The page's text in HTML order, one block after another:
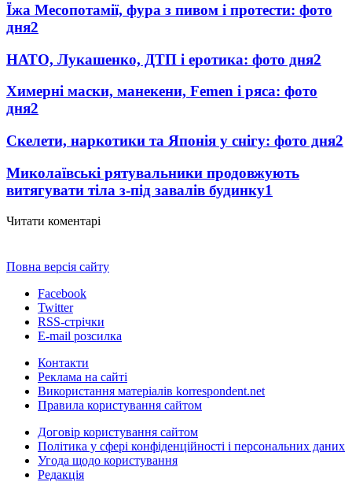
Їжа Месопотамії, фура з пивом і протести: фото
дня2
НАТО, Лукашенко, ДТП і еротика: фото дня2
Химерні маски, манекени, Femen і ряса: фото
дня2
Скелети, наркотики та Японія у снігу: фото дня2
Миколаївські рятувальники продовжують
витягувати тіла з-під завалів будинку1
Читати коментарі
Повна версія сайту
Facebook
Twitter
RSS-стрічки
E-mail розсилка
Контакти
Реклама на сайті
Використання матеріалів korrespondent.net
Правила користування сайтом
Договір користування сайтом
Політика у сфері конфіденційності і персональних даних
Угода щодо користування
Редакція